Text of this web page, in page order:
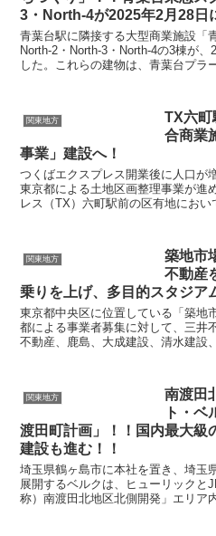
3・North-4が2025年2月28日
青葉台駅に隣接する大型商業施設「
North-2・North-3・North-4の3棟が
した。これらの建物は、青葉台プラ
関東地方
TX六町
合商業
事業」建設へ！
つくばエクスプレス開業後に人口が
東京都による土地区画整理事業が進
レス（TX）六町駅前の区有地におい
関東地方
築地市
不動産
乗りを上げ、多目的スタジア
東京都中央区に位置している「築地
都による事業者募集に対して、三井
不動産、鹿島、大成建設、清水建設
関東地方
南渡田
ト・
渡田町計画」！！国内最大級
建設も進む！！
埼玉県鶴ヶ島市に本社を置き、埼玉
展開するベルクは、ヒューリックと
称）南渡田北地区北側開発」エリア